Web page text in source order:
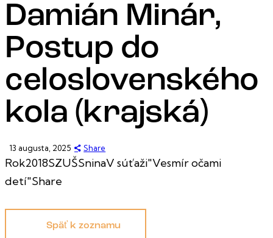
Damián Minár,
Postup do
celoslovenského
kola (krajská)
13 augusta, 2025 Share
Rok2018SZUŠSninaV súťaži"Vesmír očami
detí"Share
Späť k zoznamu